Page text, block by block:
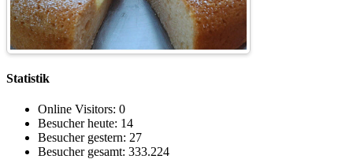
Statistik
Online Visitors: 0
Besucher heute: 14
Besucher gestern: 27
Besucher gesamt: 333.224